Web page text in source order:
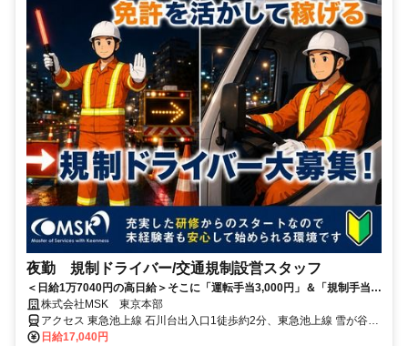
夜勤 規制ドライバー/交通規制設営スタッフ
＜日給1万7040円の高日給＞そこに「運転手当3,000円」＆「規制手当
1,000円支給」⇒【日収2万040円】可能！夜勤なので効率良く稼げるお
仕事です。また、普通免許を活かすことも可能！未経験からでもしっか
り稼げる、交通規制の設営・撤去を行う規制ドライバー募集！
株式会社MSK 東京本部
アクセス 東急池上線 石川台出入口1徒歩約2分、東急池上線 雪が谷大
塚西口徒歩約9分、東急池上線 洗足池徒歩約10分 石川台駅からスグ
日給17,040円